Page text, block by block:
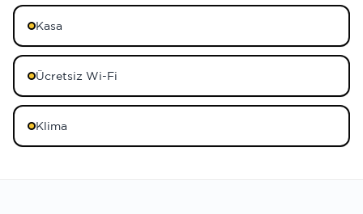
Kasa
Ücretsiz Wi-Fi
Klima